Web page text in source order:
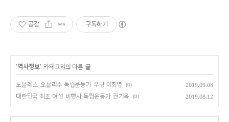
공감 구독하기
'역사정보' 카테고리의 다른 글
노블레스 오블리주 독립운동가 우당 이회영 (0) 2019.09.08
대한민국 최초 여성 비행사 독립운동가 권기옥 (0) 2019.08.12